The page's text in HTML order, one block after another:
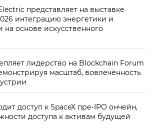
представляет на выставке
интеграцию энергетики и
основе искусственного
лидерство на Blockchain Forum
масштаб, вовлечённость
доступ к SpaceX пре-IPO ончейн,
доступа к активам будущей